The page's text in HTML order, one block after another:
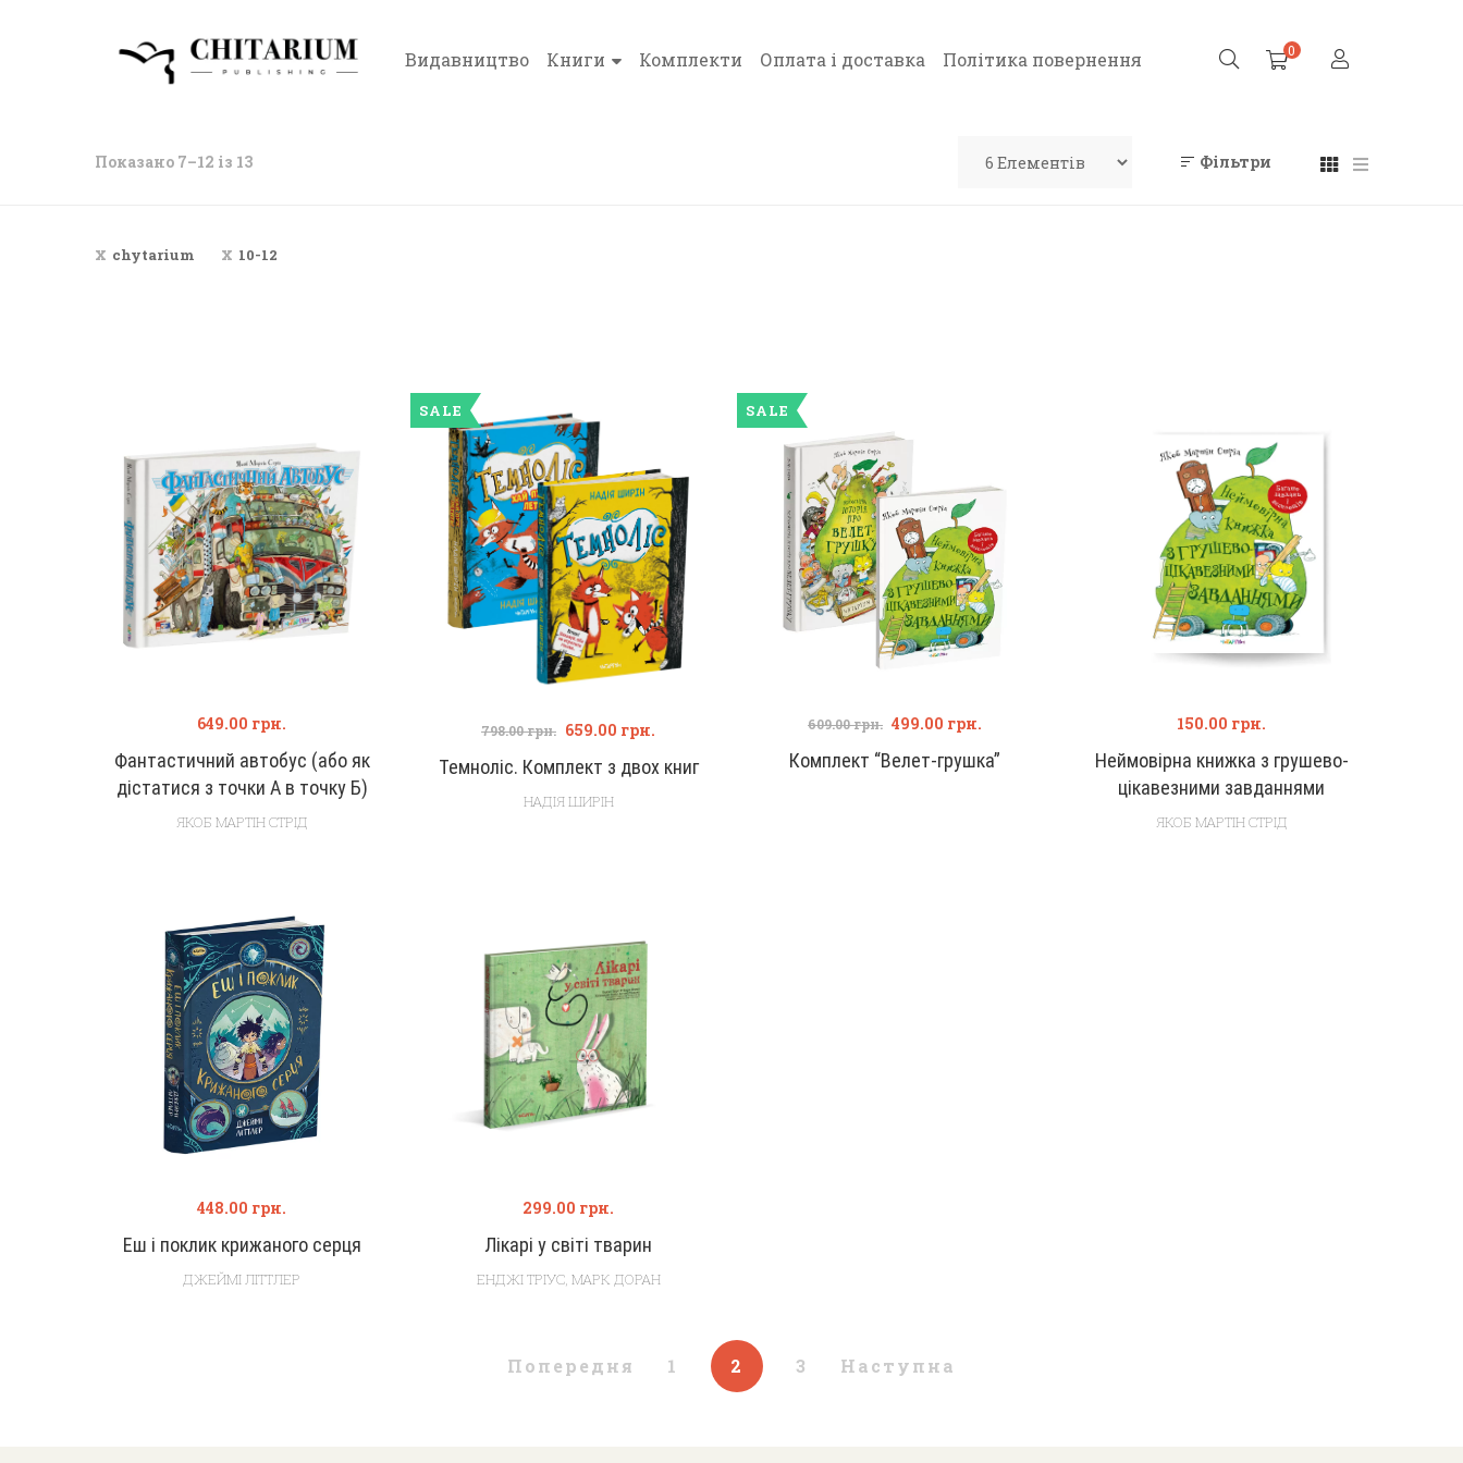
Видавництво Книги Комплекти Оплата і доставка Політика повернення 0
Показано 7–12 із 13 Фільтри
chytarium 10-12
Фантастичний автобус (або як
дістатися з точки А в точку Б)
649.00 грн.
ЯКОБ МАРТІН СТРІД
SALE
Темноліс. Комплект з двох книг
798.00грн. 659.00 грн.
НАДІЯ ШИРІН
SALE
Комплект “Велет-грушка”
609.00грн. 499.00 грн.
Неймовірна книжка з грушево-
цікавезними завданнями
150.00 грн.
ЯКОБ МАРТІН СТРІД
Еш і поклик крижаного серця
448.00 грн.
ДЖЕЙМІ ЛІТТЛЕР
Лікарі у світі тварин
299.00 грн.
ЕНДЖІ ТРІУС, МАРК ДОРАН
Попередня 1 2 3 Наступна